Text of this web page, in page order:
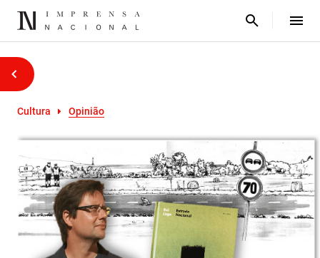
Cultura Opinião